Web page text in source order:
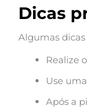
Dicas
Algumas
Realize
Use
Após a